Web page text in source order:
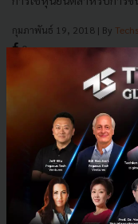
กุมภาพันธ์ 19, 2018 | By
0
Logistics
E-mail